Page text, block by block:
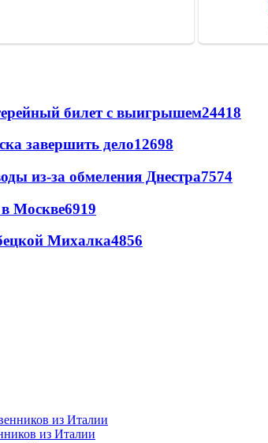
билет с выигрышем24418
завершить дело12698
из-за обмеления Днестра7574
в Москве6919
Михалка4856
из Италии